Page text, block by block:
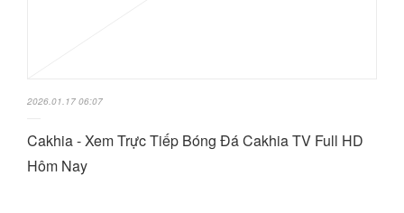
2026.01.17 06:07
Cakhia - Xem Trực Tiếp Bóng Đá Cakhia TV Full HD
Hôm Nay